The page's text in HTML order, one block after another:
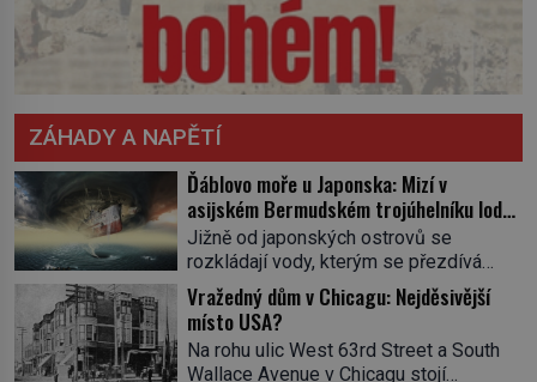
ZÁHADY A NAPĚTÍ
Ďáblovo moře u Japonska: Mizí v
asijském Bermudském trojúhelníku lodě
ve spárech neznámé síly?
Jižně od japonských ostrovů se
rozkládají vody, kterým se přezdívá
Ďáblovo moře. Vypráví se o lodích
mizejících beze stopy, podivných
světlech, zrádných proudech i mořských
dracích, kteří měli tyto končiny střežit už
Vražedný dům v Chicagu: Nejděsivější
místo USA?
Na rohu ulic West 63rd Street a South
Wallace Avenue v Chicagu stojí